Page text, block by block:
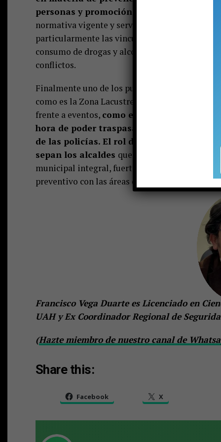
personas y promoción de la convivencia
normativa vigente y servicios disponibles en
particularmente las vinculadas a la violencia
consumo de drogas y alcohol, además de
conflictos.
Finalmente uno de los puntos que son
como es la Zona Lacustres, es que se podrán
frente a eventos, como el IRONMAN, así
hora de poder traspasar los límites
de las policías. El rol de los municipios
sepan los alcaldes que no basta con
municipal integral, fuertemente vinculada con
preventivo con las áreas de salud y educación
Francisco Vega Duarte es Licenciado en
UAH y Ex Coordinador Regional de
(Hazte miembro de nuestro canal de
Share this:
Facebook X